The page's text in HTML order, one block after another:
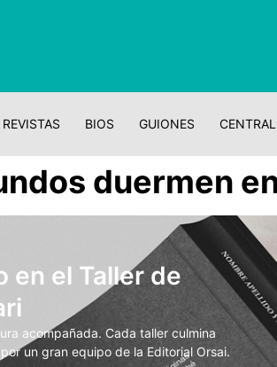
REVISTAS BIOS GUIONES CENTRAL
duermen
en el Taller de
acompañada. Cada taller culmina
un gran equipo de la Editorial Orsai.